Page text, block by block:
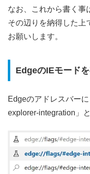
なお、これから書く事
その辺りを納得した上
お願いします。
EdgeのIEモード
Edgeのアドレスバー
explorer-integration」